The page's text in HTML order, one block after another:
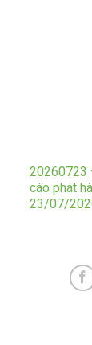
20260723
cáo phát
23/07/